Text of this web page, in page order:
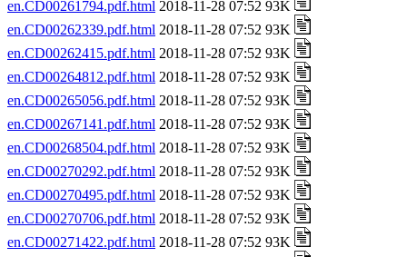
en.CD00261794.pdf.html 2018-11-28 07:52 93K
en.CD00262339.pdf.html 2018-11-28 07:52 93K
en.CD00262415.pdf.html 2018-11-28 07:52 93K
en.CD00264812.pdf.html 2018-11-28 07:52 93K
en.CD00265056.pdf.html 2018-11-28 07:52 93K
en.CD00267141.pdf.html 2018-11-28 07:52 93K
en.CD00268504.pdf.html 2018-11-28 07:52 93K
en.CD00270292.pdf.html 2018-11-28 07:52 93K
en.CD00270495.pdf.html 2018-11-28 07:52 93K
en.CD00270706.pdf.html 2018-11-28 07:52 93K
en.CD00271422.pdf.html 2018-11-28 07:52 93K